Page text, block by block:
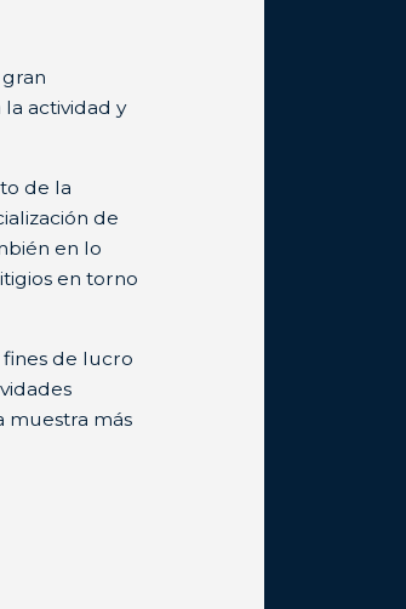
actividad y
de la
de
en lo
en torno
fines de lucro
muestra más